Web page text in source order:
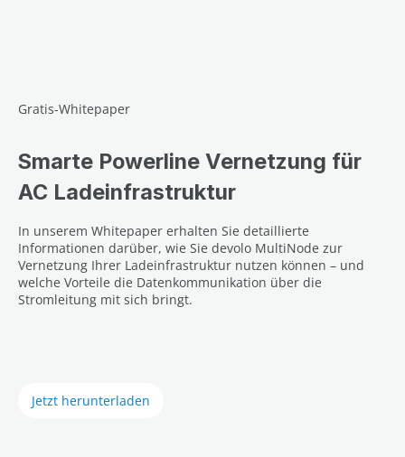
Gratis-Whitepaper
Smarte Powerline Vernetzung für
AC Ladeinfrastruktur
In unserem Whitepaper erhalten Sie detaillierte
Informationen darüber, wie Sie devolo MultiNode zur
Vernetzung Ihrer Ladeinfrastruktur nutzen können – und
welche Vorteile die Datenkommunikation über die
Stromleitung mit sich bringt.
Jetzt herunterladen